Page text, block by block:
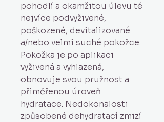
pohodlí a okamžitou úlevu té
nejvíce podvyživené,
poškozené, devitalizované
a/nebo velmi suché pokožce.
Pokožka je po aplikaci
vyživená a vyhlazená,
obnovuje svou pružnost a
přiměřenou úroveň
hydratace. Nedokonalosti
způsobené dehydratací zmizí